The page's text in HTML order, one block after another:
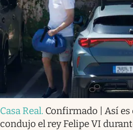
Casa Real. Confirmado | Así es
condujo el rey Felipe VI